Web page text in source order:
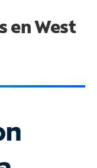
enWest